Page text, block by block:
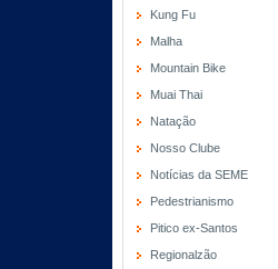
Kung Fu
Malha
Mountain Bike
Muai Thai
Natação
Nosso Clube
Notícias da SEME
Pedestrianismo
Pitico ex-Santos
Regionalzão